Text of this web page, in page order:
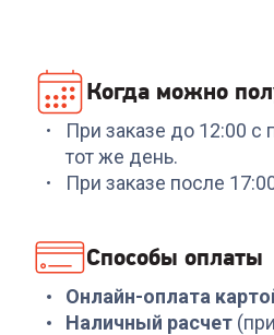
Когда можно
При заказе до 12:00 с
тот же день.
При заказе после
Способы оплаты
Онлайн-оплата
Наличный расчет